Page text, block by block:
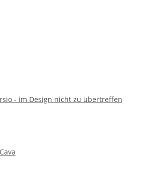
- im Design nicht zu übertreffen